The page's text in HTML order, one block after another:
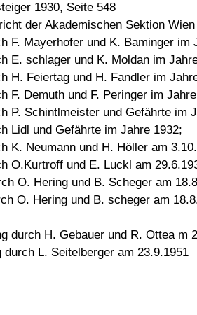
1930, Seite 548
der Akademischen Sektion
F. Mayerhofer und K. Baminger im
E. schlager und K. Moldan im
H. Feiertag und H. Fandler im
F. Demuth und F. Peringer im
P. Schintlmeister und Gefährte im
Lidl und Gefährte im Jahre 1932;
K. Neumann und H. Höller am
O.Kurtroff und E. Luckl am
O. Hering und B. Scheger am
O. Hering und B. scheger am
durch H. Gebauer und R. Ottea m
durch L. Seitelberger am 23.9.1951